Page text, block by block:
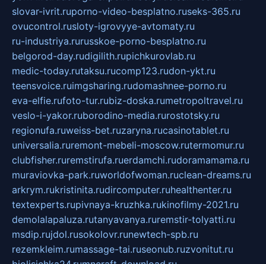
slovar-ivrit.ruporno-video-besplatno.ruseks-365.ru
ovucontrol.rusloty-igrovyye-avtomaty.ru
ru-industriya.rurusskoe-porno-besplatno.ru
belgorod-day.rudigilith.rupichkurovlab.ru
medic-today.rutaksu.rucomp123.rudon-ykt.ru
teensvoice.ruimgsharing.rudomashnee-porno.ru
eva-elfie.rufoto-tur.rubiz-doska.rumetropoltravel.ru
veslo-i-yakor.ruborodino-media.rurostotsky.ru
regionufa.ruweiss-bet.ruzaryna.rucasinotablet.ru
universalia.ruremont-mebeli-moscow.rutermomur.ru
clubfisher.ruremstirufa.ruerdamchi.rudoramamama.ru
muraviovka-park.ruworldofwoman.ruclean-dreams.ru
arkrym.rukristinita.rudircomputer.ruhealthenter.ru
textexperts.rupivnaya-kruzhka.rukinofilmy-2021.ru
demolalapaluza.rutanyavanya.ruremstir-tolyatti.ru
msdip.rujdol.rusokolovr.runewtech-spb.ru
rezemkleim.rumassage-tai.ruseonub.ruzvonitut.ru